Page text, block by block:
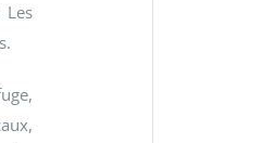
Les